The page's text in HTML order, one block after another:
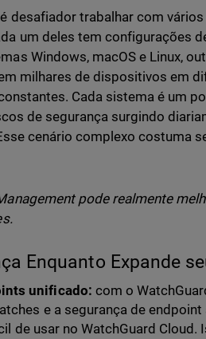
desafiador trabalhar com
um deles tem configurações
Windows, macOS e Linux,
milhares de dispositivos em
Cada sistema é um
de segurança surgindo
cenário complexo costuma
pode realmente
Enquanto Expande
unificado: com o
e a segurança de
de usar no WatchGuard Cloud.